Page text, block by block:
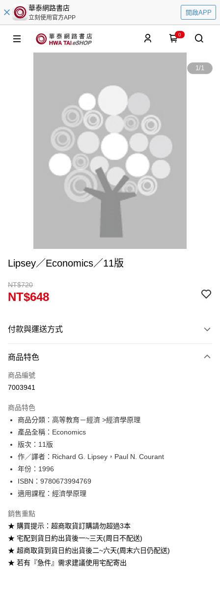
華泰網路書店
立刻使用官方APP
開啟APP
0
1/1
Lipsey／Economics／11版
NT$720
NT$648
付款與運送方式
信用卡一次付款
超商取貨付款
Google Pay
ATM付款
運送方式
每筆NT$60
7-11取貨付款
每筆NT$60
商品特色
商品編號
7003941
商品特色
商品分類：高等教育－經濟 >經濟學原理
產品全稱：Economics
版次：11版
作／譯者：Richard G. Lipsey，Paul N. Courant
年份：1996
ISBN：9780673994769
適用課程：經濟學原理
銷售重點
★ 購買提示：超商取貨訂購請勿超過3本
★ 宅配到貨日約出貨後一~三天(周日不配送)
★ 超商取貨到貨日約出貨後二~六天(周末六日仍配送)
★ 若有『急件』需求建議使用宅配寄出